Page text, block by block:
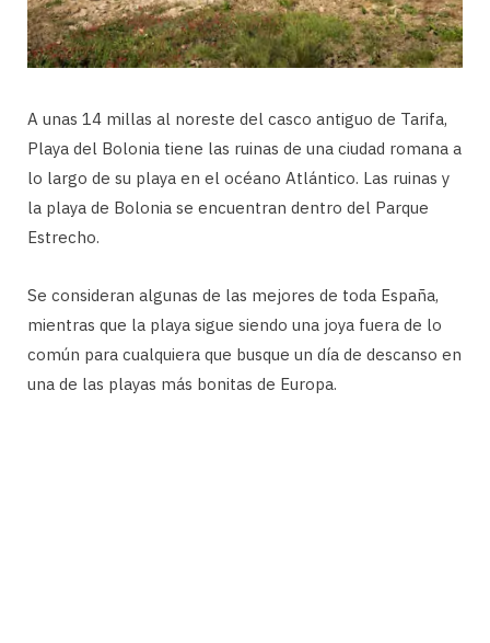
A unas 14 millas al noreste del casco antiguo de Tarifa,
Playa del Bolonia tiene las ruinas de una ciudad romana a
lo largo de su playa en el océano Atlántico. Las ruinas y
la playa de Bolonia se encuentran dentro del Parque
Estrecho.
Se consideran algunas de las mejores de toda España,
mientras que la playa sigue siendo una joya fuera de lo
común para cualquiera que busque un día de descanso en
una de las playas más bonitas de Europa.